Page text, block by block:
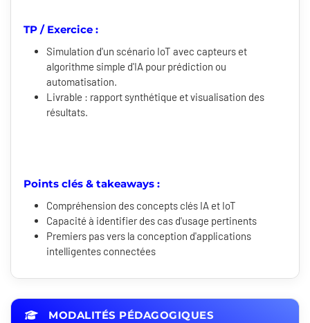
TP / Exercice :
Simulation d'un scénario IoT avec capteurs et
algorithme simple d'IA pour prédiction ou
automatisation.
Livrable : rapport synthétique et visualisation des
résultats.
Points clés & takeaways :
Compréhension des concepts clés IA et IoT
Capacité à identifier des cas d'usage pertinents
Premiers pas vers la conception d'applications
intelligentes connectées
MODALITÉS PÉDAGOGIQUES